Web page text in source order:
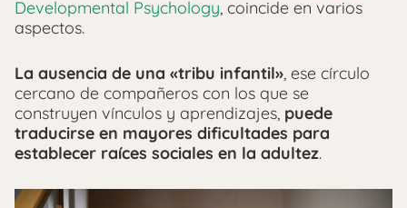
Developmental Psychology, coincide en varios
aspectos.
La ausencia de una «tribu infantil», ese círculo
cercano de compañeros con los que se
construyen vínculos y aprendizajes, puede
traducirse en mayores dificultades para
establecer raíces sociales en la adultez.